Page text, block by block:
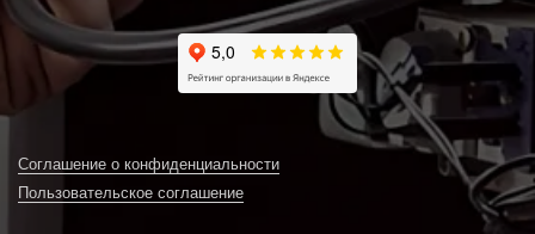
Соглашение о конфиденциальности
Пользовательское соглашение